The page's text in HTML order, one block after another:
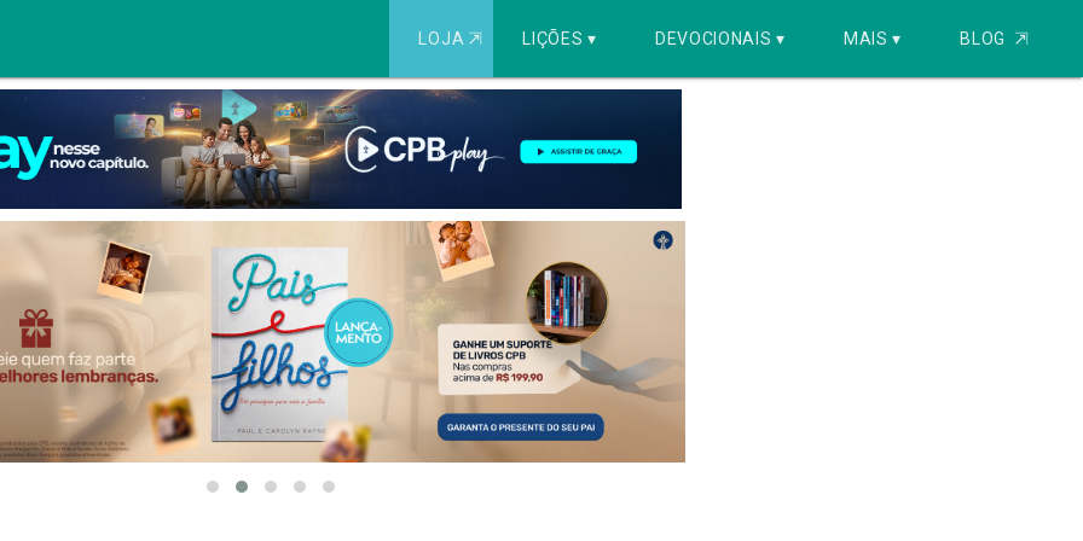
LOJA ⇱ LIÇÕES ▾ DEVOCIONAIS ▾ MAIS ▾ BLOG ⇱